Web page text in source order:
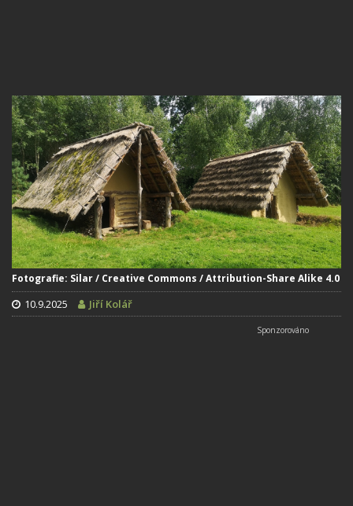
Fotografie: Silar / Creative Commons / Attribution-Share Alike 4.0
10.9.2025 Jiří Kolář